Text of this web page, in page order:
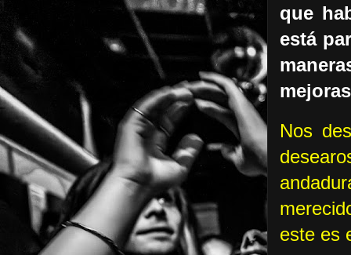
que
está
Nos
este es